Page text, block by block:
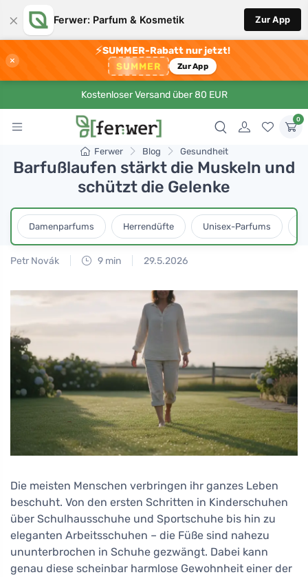
× Ferwer: Parfum & Kosmetik Zur App
×
⚡SUMMER-Rabatt nur jetzt!
SUMMER Zur App
Kostenloser Versand über 80 EUR
0
Ferwer Blog Gesundheit
Barfußlaufen stärkt die Muskeln und
schützt die Gelenke
Damenparfums Herrendüfte Unisex-Parfums
Petr Novák 9 min 29.5.2026
Die meisten Menschen verbringen ihr ganzes Leben
beschuht. Von den ersten Schritten in Kinderschuhen
über Schulhausschuhe und Sportschuhe bis hin zu
eleganten Arbeitsschuhen – die Füße sind nahezu
ununterbrochen in Schuhe gezwängt. Dabei kann
genau diese scheinbar harmlose Gewohnheit einer der